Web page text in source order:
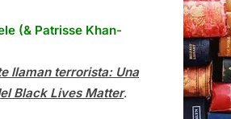
(& Patrisse Khan-
llaman terrorista: Una
Black Lives Matter.